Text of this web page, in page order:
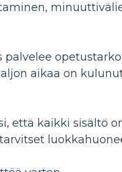
aikaa on
että kaikki sisältö